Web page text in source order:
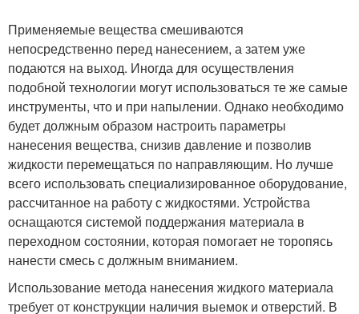
Применяемые вещества смешиваются
непосредственно перед нанесением, а затем уже
подаются на выход. Иногда для осуществления
подобной технологии могут использоваться те же самые
инструменты, что и при напылении. Однако необходимо
будет должным образом настроить параметры
нанесения вещества, снизив давление и позволив
жидкости перемещаться по направляющим. Но лучше
всего использовать специализированное оборудование,
рассчитанное на работу с жидкостями. Устройства
оснащаются системой поддержания материала в
переходном состоянии, которая помогает не торопясь
нанести смесь с должным вниманием.
Использование метода нанесения жидкого материала
требует от конструкции наличия выемок и отверстий. В